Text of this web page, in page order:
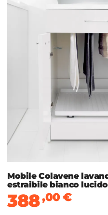
Mobile Colavene
estraibile bianco
388,00€